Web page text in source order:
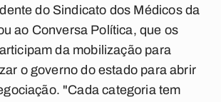
do Sindicato dos Médicos da
ao Conversa Política,que os
da mobilização para
o governo do estado para abrir
"Cada categoria tem